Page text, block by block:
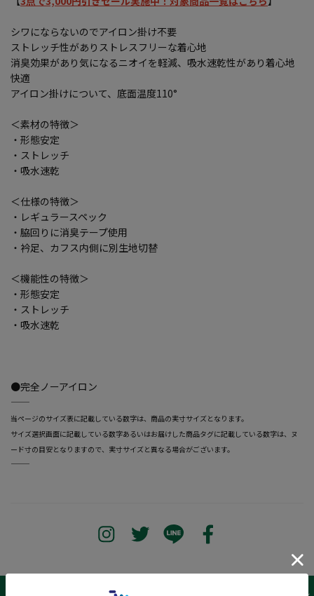
シワにならないのでアイロン掛け不要
ストレッチ性がありストレスフリーな着心地
消臭効果があり気になるニオイを軽減、吸水速乾性があり着心地
快適
アイロン掛けについて、底面温度110°
＜素材の特徴＞
・形態安定
・ストレッチ
・吸水速乾
＜仕様の特徴＞
・レギュラースペック
・脇回りに消臭テープ使用
・衿足、カフス内側に別生地切替
＜機能性の特徴＞
・形態安定
・ストレッチ
・吸水速乾
●完全ノーアイロン
―――――――――――――――――――――――
当ページのサイズ表に記載している数字は、商品の実寸サイズとなります。
サイズ選択画面に記載している数字あるいはお届けした商品タグに記載している数字は、ヌ
ード寸の目安となりますので、実寸サイズと異なる場合がございます。
―――――――――――――――――――――――